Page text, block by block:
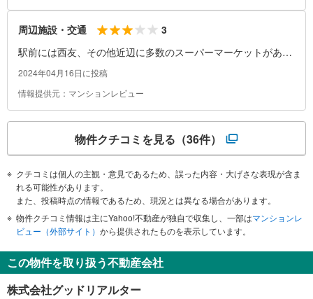
周辺施設・交通
3
駅前には西友、その他近辺に多数のスーパーマーケットがあり
便利。サイゼリヤや日高屋といったチェーン店も便利。
2024年04月16日に投稿
情報提供元：マンションレビュー
物件クチコミを見る （36件）
クチコミは個人の主観・意見であるため、誤った内容・大げさな表現が含ま
れる可能性があります。
また、投稿時点の情報であるため、現況とは異なる場合があります。
物件クチコミ情報は主にYahoo!不動産が独自で収集し、一部はマンションレ
ビュー（外部サイト） から提供されたものを表示しています。
この物件を取り扱う不動産会社
株式会社グッドリアルター